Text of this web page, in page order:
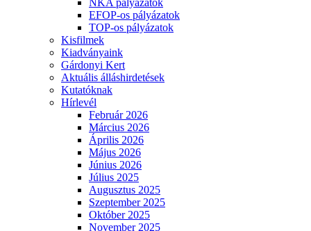
NKA pályázatok
EFOP-os pályázatok
TOP-os pályázatok
Kisfilmek
Kiadványaink
Gárdonyi Kert
Aktuális álláshirdetések
Kutatóknak
Hírlevél
Február 2026
Március 2026
Április 2026
Május 2026
Június 2026
Július 2025
Augusztus 2025
Szeptember 2025
Október 2025
November 2025